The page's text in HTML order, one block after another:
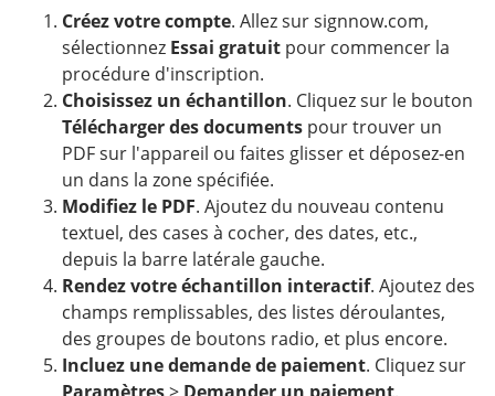
Créez votre compte. Allez sur signnow.com,
sélectionnez Essai gratuit pour commencer la
procédure d'inscription.
Choisissez un échantillon. Cliquez sur le bouton
Télécharger des documents pour trouver un
PDF sur l'appareil ou faites glisser et déposez-en
un dans la zone spécifiée.
Modifiez le PDF. Ajoutez du nouveau contenu
textuel, des cases à cocher, des dates, etc.,
depuis la barre latérale gauche.
Rendez votre échantillon interactif. Ajoutez des
champs remplissables, des listes déroulantes,
des groupes de boutons radio, et plus encore.
Incluez une demande de paiement. Cliquez sur